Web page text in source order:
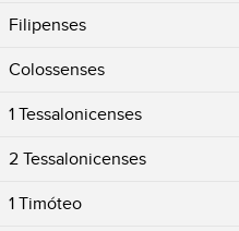
Filipenses
Colossenses
1 Tessalonicenses
2 Tessalonicenses
1 Timóteo